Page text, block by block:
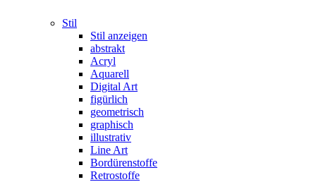
Stil
Stil anzeigen
abstrakt
Acryl
Aquarell
Digital Art
figürlich
geometrisch
graphisch
illustrativ
Line Art
Bordürenstoffe
Retrostoffe